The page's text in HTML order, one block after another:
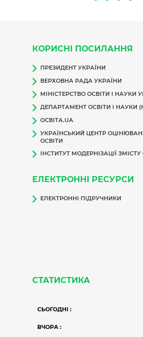
КОРИСНІ ПОСИЛАННЯ
ПРЕЗИДЕНТ УКРАЇНИ
ВЕРХОВНА РАДА УКРАЇНИ
МІНІСТЕРСТВО ОСВІТИ І НАУКИ
ДЕПАРТАМЕНТ ОСВІТИ І НАУКИ
ОСВІТА.UA
УКРАЇНСЬКИЙ ЦЕНТР
ОСВІТИ
ІНСТИТУТ МОДЕРНІЗАЦІЇ ЗМІСТУ
ЕЛЕКТРОННІ РЕСУРСИ
ЕЛЕКТРОННІ ПІДРУЧНИКИ
СТАТИСТИКА
СЬОГОДНІ :
ВЧОРА :